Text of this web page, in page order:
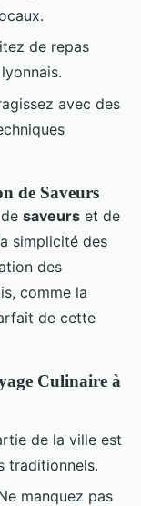
de repas
avec des
de Saveurs
saveurs et de
simplicité des
des
comme la
de cette
Culinaire à
de la ville est
traditionnels.
manquez pas